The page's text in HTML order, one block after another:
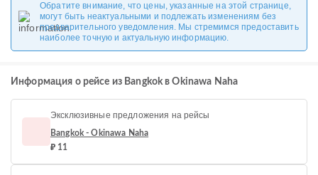
Обратите внимание, что цены, указанные на этой странице,
могут быть неактуальными и подлежать изменениям без
предварительного уведомления. Мы стремимся предоставить
наиболее точную и актуальную информацию.
Информация о рейсе из Bangkok в Okinawa Naha
Эксклюзивные предложения на рейсы
Bangkok - Okinawa Naha
₽ 11